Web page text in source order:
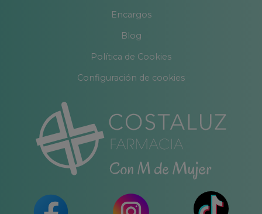
Encargos
Blog
Política de Cookies
Configuración de cookies